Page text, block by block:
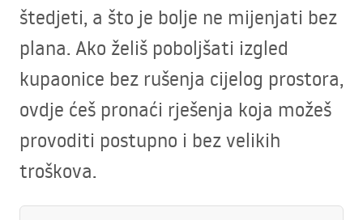
štedjeti, a što je bolje ne mijenjati bez
plana. Ako želiš poboljšati izgled
kupaonice bez rušenja cijelog prostora,
ovdje ćeš pronaći rješenja koja možeš
provoditi postupno i bez velikih
troškova.